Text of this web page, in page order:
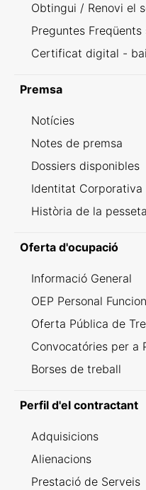
Obtingui / Renovi el
Preguntes
Certificat digital -
Premsa
Notícies
Notes de premsa
Dossiers disponibles
Identitat Corporativa
Història de la pesseta
Oferta d'ocupació
Informació General
OEP Personal
Oferta Pública de
Convocatóries per a
Borses de treball
Perfil d'el contractant
Adquisicions
Alienacions
Prestació de Serveis